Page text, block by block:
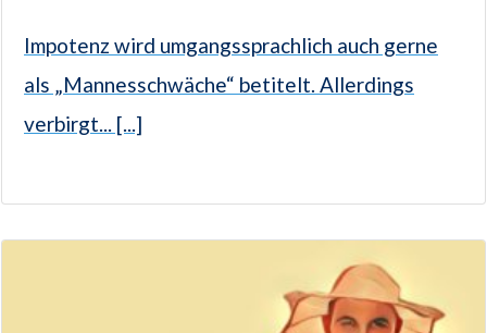
Impotenz wird umgangssprachlich auch gerne
als „Mannesschwäche“ betitelt. Allerdings
verbirgt... [...]